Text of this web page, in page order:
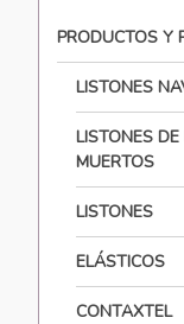
PRODUCTOS Y
LISTONES
LISTONES
MUERTOS
LISTONES
ELÁSTICOS
CONTAXTEL